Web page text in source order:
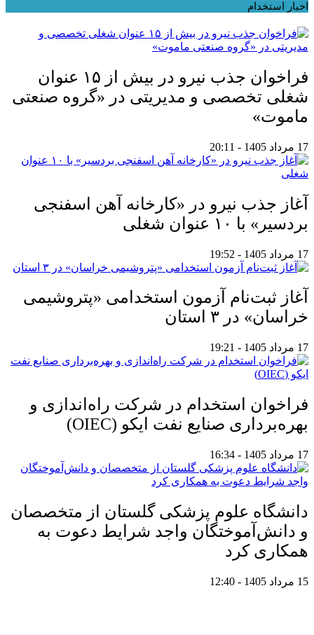
اخبار استخدام
فراخوان جذب نیرو در بیش از ۱۵ عنوان
شغلی تخصصی و مدیریتی در «گروه صنعتی
ماموت»
17 مرداد 1405 - 20:11
آغاز جذب نیرو در «کارخانه آهن اسفنجی
بردسیر» با ۱۰ عنوان شغلی
17 مرداد 1405 - 19:52
آغاز ثبت‌نام آزمون استخدامی «پتروشیمی
خراسان» در ۳ استان
17 مرداد 1405 - 19:21
فراخوان استخدام در شرکت راه‌اندازی و
بهره‌برداری صنایع نفت ایکو (OIEC)
17 مرداد 1405 - 16:34
دانشگاه علوم پزشکی گلستان از متخصصان
و دانش‌آموختگان واجد شرایط دعوت به
همکاری کرد
15 مرداد 1405 - 12:40